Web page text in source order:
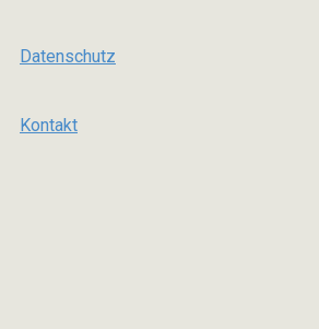
Datenschutz
Kontakt